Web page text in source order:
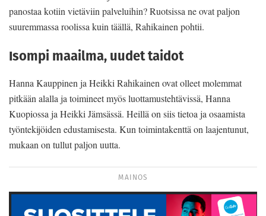
panostaa kotiin vietäviin palveluihin? Ruotsissa ne ovat paljon
suuremmassa roolissa kuin täällä, Rahikainen pohtii.
Isompi maailma, uudet taidot
Hanna Kauppinen ja Heikki Rahikainen ovat olleet molemmat
pitkään alalla ja toimineet myös luottamustehtävissä, Hanna
Kuopiossa ja Heikki Jämsässä. Heillä on siis tietoa ja osaamista
työntekijöiden edustamisesta. Kun toimintakenttä on laajentunut,
mukaan on tullut paljon uutta.
MAINOS